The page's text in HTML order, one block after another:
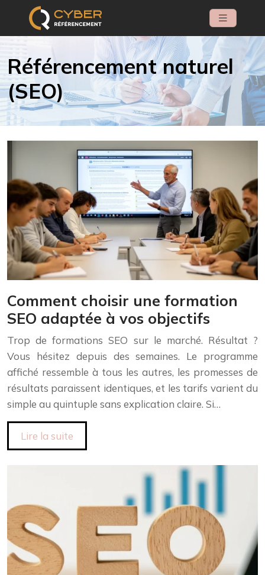
Référencement naturel
(SEO)
Comment choisir une formation
SEO adaptée à vos objectifs
Trop de formations SEO sur le marché. Résultat ?
Vous hésitez depuis des semaines. Le programme
affiché ressemble à tous les autres, les promesses de
résultats paraissent identiques, et les tarifs varient du
simple au quintuple sans explication claire. Si…
Lire la suite